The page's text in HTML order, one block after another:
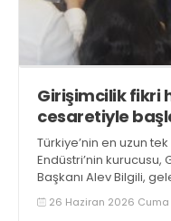
Girişimcilik fikri
cesaretiyle
Türkiye’nin en uzun
Endüstri’nin kurucusu,
Başkanı Alev Bilgili,
“Kusursuz olmasını
geçirme cesaretiyle
26 Haziran 2026 Cuma